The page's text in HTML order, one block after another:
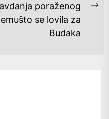
poraženog
se lovila za
Budaka